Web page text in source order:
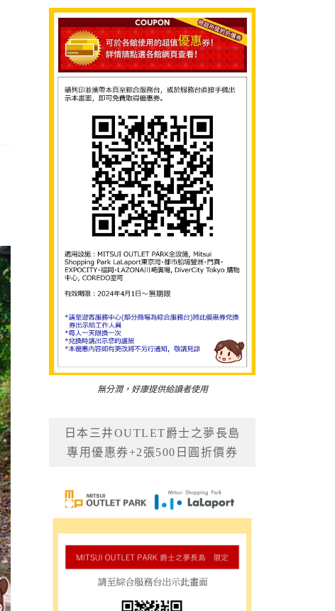
無分潤，好康提供給讀者使用
日本三井OUTLET爵士之夢長島
專用優惠券+2張500日圓折價券